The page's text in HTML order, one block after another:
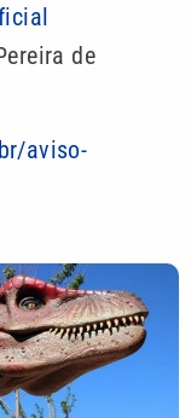
de
aviso-